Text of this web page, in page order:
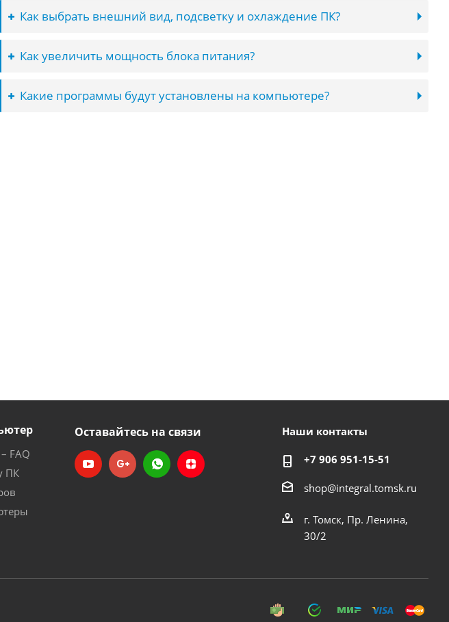
Как выбрать внешний вид, подсветку и охлаждение ПК?
Как увеличить мощность блока питания?
Какие программы будут установлены на компьютере?
FAQ
ПК
Оставайтесь на связи Наши контакты
+7 906 951-15-51
shop@integral.tomsk.ru
г. Томск, Пр. Ленина,
30/2